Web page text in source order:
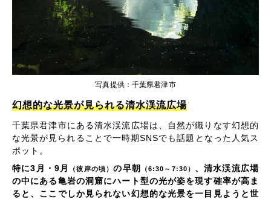
写真提供：千葉県君津市
幻想的な光景が見られる清水渓流広場
千葉県君津市にある清水渓流広場は、自然が織りなす幻想的
な光景が見られることで一時期SNSでも話題となった人気ス
ポット。
特に3月・9月
（彼岸の頃）の早朝 （6:30～7:30） 、清水渓流広場
の中にある亀岩の洞窟にハート型の光が姿を現す確率が高ま
ると、ここでしか見られない幻想的な光景を一目見ようと世